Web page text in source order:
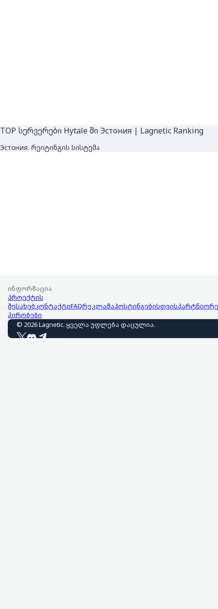
TOP სერვერები Hytale ში Эстония | Lagnetic Ranking
Эстония. რეიტინგის სისტემა
ინფორმაცია
პროექტის
შესახებკონტაქტიFAQრეკლამაჰოსტინგებისთვის
პირობები
© 2026Lagnetic. ყველა უფლება დაცულია.